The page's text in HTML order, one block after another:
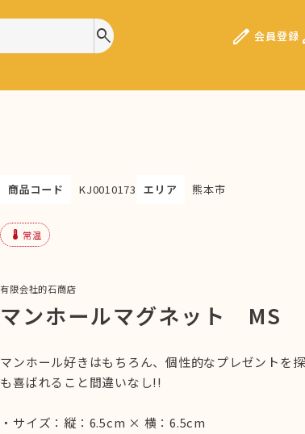
search edit 会員登録
商品コード KJ0010173 エリア 熊本市
device_thermostat 常温
有限会社的石商店
マンホールマグネット MS
マンホール好きはもちろん、個性的なプレゼントを
も喜ばれること間違いなし!!
・サイズ：縦：6.5cm × 横：6.5cm